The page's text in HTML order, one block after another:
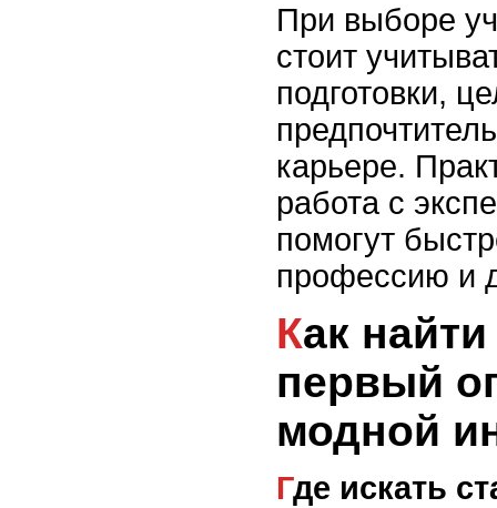
При выборе
стоит
подготовки,
карьере.
работа с
помогут
профессию и
Как найти стажировку и
первый
модной
Где искать